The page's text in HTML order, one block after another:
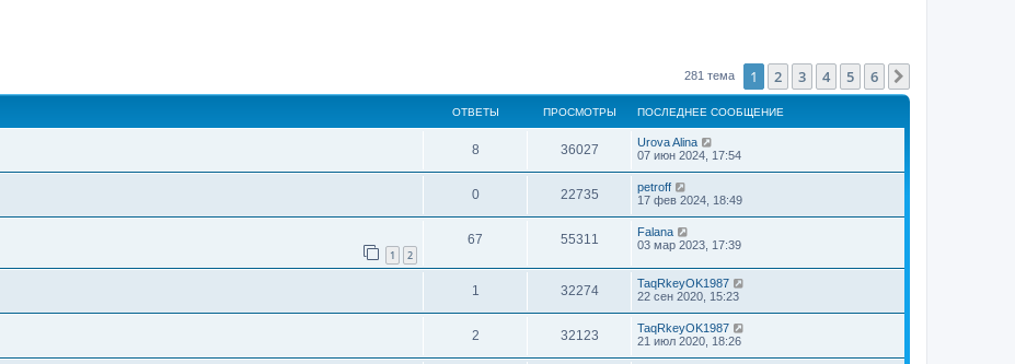
281 тема 1 2 3 4 5 6
ОТВЕТЫ ПРОСМОТРЫ ПОСЛЕДНЕЕ СООБЩЕНИЕ
8 36027
Urova Alina
07 июн 2024, 17:54
0 22735
petroff
17 фев 2024, 18:49
1 2
67 55311
Falana
03 мар 2023, 17:39
1 32274
TaqRkeyOK1987
22 сен 2020, 15:23
2 32123
TaqRkeyOK1987
21 июл 2020, 18:26